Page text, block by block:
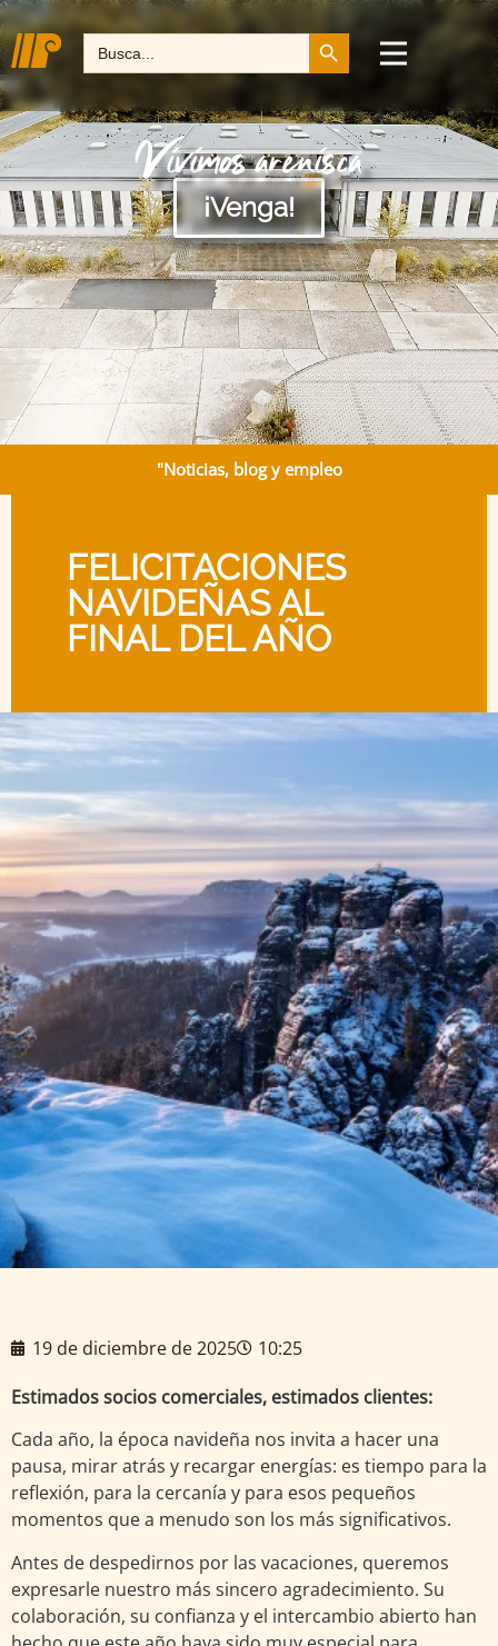
Buscar: Botón de búsqueda
Vivimos arenisca
¡Venga!
"Noticias, blog y empleo
FELICITACIONES
NAVIDEÑAS AL
FINAL DEL AÑO
19 de diciembre de 2025
10:25
Estimados socios comerciales, estimados clientes:
Cada año, la época navideña nos invita a hacer una
pausa, mirar atrás y recargar energías: es tiempo para la
reflexión, para la cercanía y para esos pequeños
momentos que a menudo son los más significativos.
Antes de despedirnos por las vacaciones, queremos
expresarle nuestro más sincero agradecimiento. Su
colaboración, su confianza y el intercambio abierto han